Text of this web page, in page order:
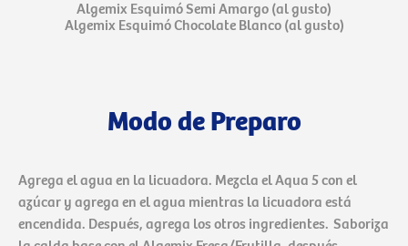
Algemix Esquimó Semi Amargo (al gusto)
Algemix Esquimó Chocolate Blanco (al gusto)
Modo de Preparo
Agrega el agua en la licuadora. Mezcla el Aqua 5 con el
azúcar y agrega en el agua mientras la licuadora está
encendida. Después, agrega los otros ingredientes. Saboriza